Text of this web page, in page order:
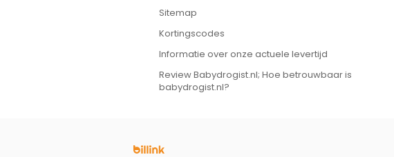
Sitemap
Kortingscodes
Informatie over onze actuele levertijd
Review Babydrogist.nl; Hoe betrouwbaar is
babydrogist.nl?